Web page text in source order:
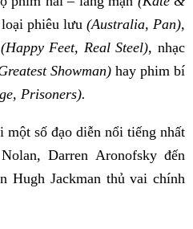
phiêu lưu (Australia, Pan),
(Happy Feet, Real Steel), nhạc
Showman) hay phim bí
Prisoners).
số đạo diễn nổi tiếng nhất
Darren Aronofsky đến
Hugh Jackman thủ vai chính